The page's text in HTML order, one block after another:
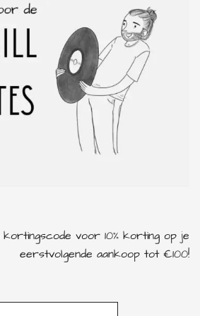
kortingscode voor 10% korting op je
eerstvolgende aankoop tot €100!